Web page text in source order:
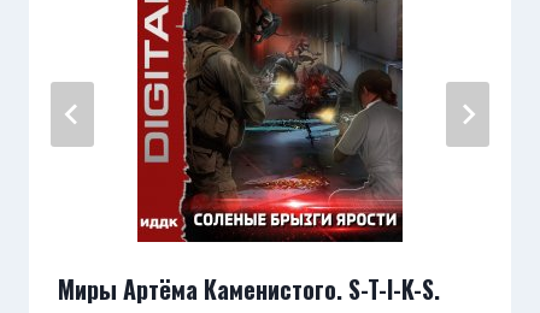
Миры Артёма Каменистого. S-T-I-K-S.